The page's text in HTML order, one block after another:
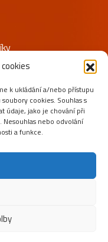
k ukládání a/nebo přístupu
cookies. Souhlas s
údaje, jako je chování při
nebo odvolání
a funkce.